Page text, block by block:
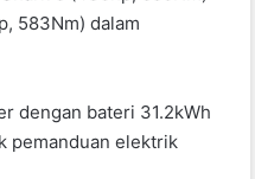
583Nm) dalam
dengan bateri 31.2kWh
pemanduan elektrik